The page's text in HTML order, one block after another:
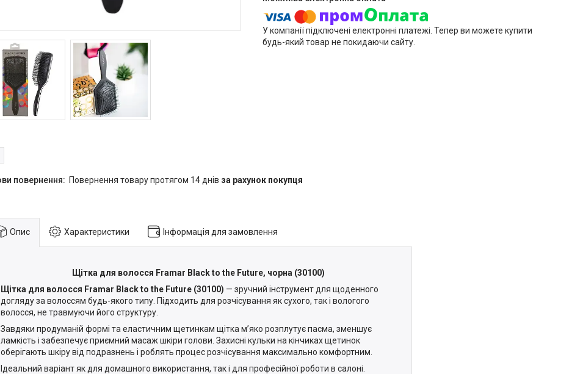
У компанії підключені електронні платежі. Тепер ви можете купити
будь-який товар не покидаючи сайту.
повернення товару протягом 14 днів за рахунок покупця
Опис Характеристики Інформація для замовлення
Щітка для волосся Framar Black to the Future, чорна (30100)
Щітка для волосся Framar Black to the Future (30100) — зручний інструмент для щоденного
догляду за волоссям будь-якого типу. Підходить для розчісування як сухого, так і вологого
волосся, не травмуючи його структуру.
Завдяки продуманій формі та еластичним щетинкам щітка м’яко розплутує пасма, зменшує
ламкість і забезпечує приємний масаж шкіри голови. Захисні кульки на кінчиках щетинок
оберігають шкіру від подразнень і роблять процес розчісування максимально комфортним.
Ідеальний варіант як для домашного використання, так і для професійної роботи в салоні.